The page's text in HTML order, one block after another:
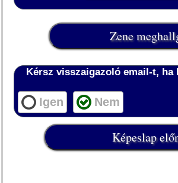
Kérsz visszaigazoló email-t, ha
Igen Nem